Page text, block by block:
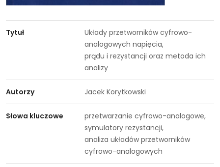
Tytuł
Searching
for
a
phrase:
Układy przetworników cyfrowo-
analogowych napięcia,
Searching
for
a
phrase:
prądu i rezystancji oraz metoda ich
analizy
Autorzy
Searching
for
a
phrase:
Jacek Korytkowski
Słowa kluczowe
Searching
for
a
phrase:
przetwarzanie cyfrowo-analogowe,
Searching
for
a
phrase:
symulatory rezystancji,
Searching
for
a
analiza układów przetworników
cyfrowo-analogowych